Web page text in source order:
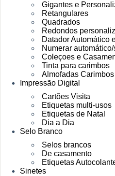
Gigantes e
Retangulares
Quadrados
Redondos
Datador Automático
Numerar
Coleçoes e
Tinta para carimbos
Almofadas Carimbos
Impressão Digital
Cartões Visita
Etiquetas multi-usos
Etiquetas de Natal
Dia a Dia
Selo Branco
Selos brancos
De casamento
Etiquetas
Sinetes